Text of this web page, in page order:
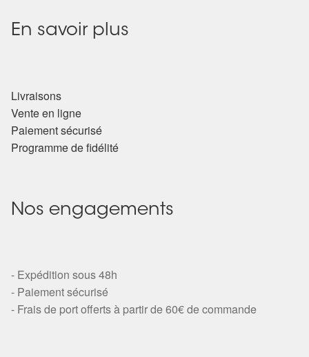
Commandes
Panier
En savoir plus
Livraisons
Vente en ligne
Paiement sécurisé
Programme de fidélité
Nos engagements
- Expédition sous 48h
- Paiement sécurisé
- Frais de port offerts à partir de 60€ de commande